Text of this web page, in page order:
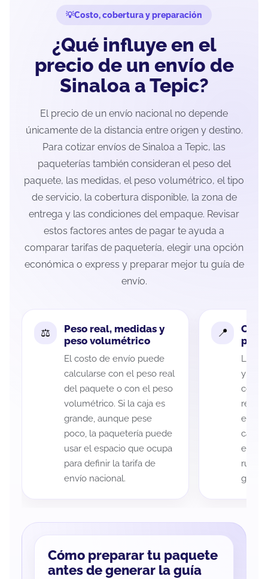
Costo, cobertura y preparación
¿Qué influye en el
precio de un envío de
Sinaloa a Tepic?
El precio de un envío nacional no depende
únicamente de la distancia entre origen y destino.
Para cotizar envíos de Sinaloa a Tepic, las
paqueterías también consideran el peso del
paquete, las medidas, el peso volumétrico, el tipo
de servicio, la cobertura disponible, la zona de
entrega y las condiciones del empaque. Revisar
estos factores antes de pagar te ayuda a
comparar tarifas de paquetería, elegir una opción
económica o express y preparar mejor tu guía de
envío.
Peso real, medidas y
peso volumétrico
El costo de envío puede
calcularse con el peso real
del paquete o con el peso
volumétrico. Si la caja es
grande, aunque pese
poco, la paquetería puede
usar el espacio que ocupa
para definir la tarifa de
envío nacional.
La
y
cada
es
ruta
guía
Cómo preparar tu paquete
antes de generar la guía